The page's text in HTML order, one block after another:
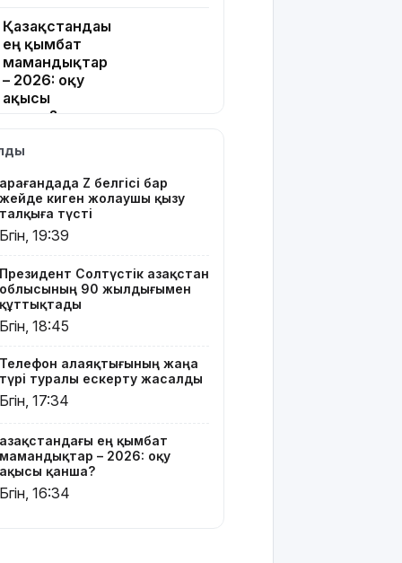
Қазақстандағы
ең қымбат
мамандықтар
– 2026: оқу
ақысы
қанша?
Ұлдана
қатысты іс
сотқа
жолданды
қашқандар:
«Жел
үңгірі»
хитке
Жасанды
интеллектіні
міндеттейтін
болып
жатыр
Қарағандада Z белгісі бар
жейде киген жолаушы қызу
талқыға түсті
Бүгін, 19:39
Президент Солтүстік Қазақстан
облысының 90 жылдығымен
құттықтады
Бүгін, 18:45
Телефон алаяқтығының жаңа
түрі туралы ескерту жасалды
Бүгін, 17:34
Қазақстандағы ең қымбат
мамандықтар – 2026: оқу
ақысы қанша?
Бүгін, 16:34